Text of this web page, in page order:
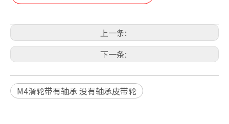
上一条:
下一条:
M4滑轮带有轴承 没有轴承皮带轮